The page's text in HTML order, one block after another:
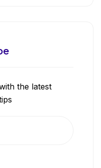
the latest